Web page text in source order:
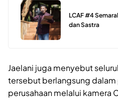
LCAF #4
dan Sastra
Jaelani juga menyebut
tersebut berlangsung
perusahaan melalui kamera